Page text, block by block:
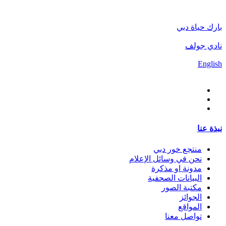
بارك حياة دبي
نادي جولف
English
نبذة عنا
منتجع خور دبي
نحن في وسائل الإعلام
مدونة او مذكرة
البيانات الصحفية
مكتبة الصور
الجوائز
المواقع
تواصل معنا